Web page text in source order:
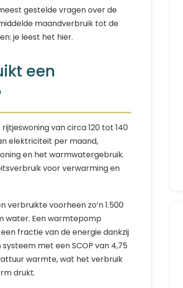
gestelde vragen over de
maandverbruik tot de
je leest het hier.
een
van circa 120 tot 140
elektriciteit per maand,
en het warmwatergebruik.
voor verwarming en
verbruikte voorheen zo’n 1.500
water. Een warmtepomp
fractie van de energie dankzij
met een SCOP van 4,75
warmte, wat het verbruik
drukt.